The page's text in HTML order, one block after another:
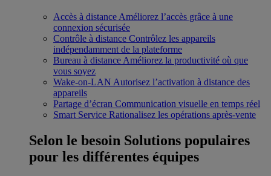
Accès à distance Améliorez l’accès grâce à une
connexion sécurisée
Contrôle à distance Contrôlez les appareils
indépendamment de la plateforme
Bureau à distance Améliorez la productivité où que
vous soyez
Wake-on-LAN Autorisez l’activation à distance des
appareils
Partage d’écran Communication visuelle en temps réel
Smart Service Rationalisez les opérations après-vente
Selon le besoin Solutions populaires
pour les différentes équipes